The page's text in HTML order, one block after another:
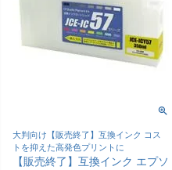
大判向け【販売終了】互換インク コス
トを抑えた高発色プリントに
【販売終了】互換インク エプソ